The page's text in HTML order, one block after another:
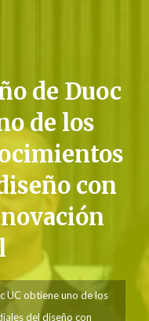
de Duoc
de los
con
UC obtiene uno de los
del diseño con